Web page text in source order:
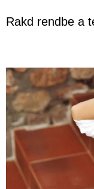
Rakd rendbe a